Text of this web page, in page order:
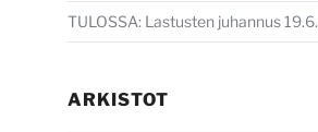
TULOSSA: Lastusten juhannus 19.6.
ARKISTOT